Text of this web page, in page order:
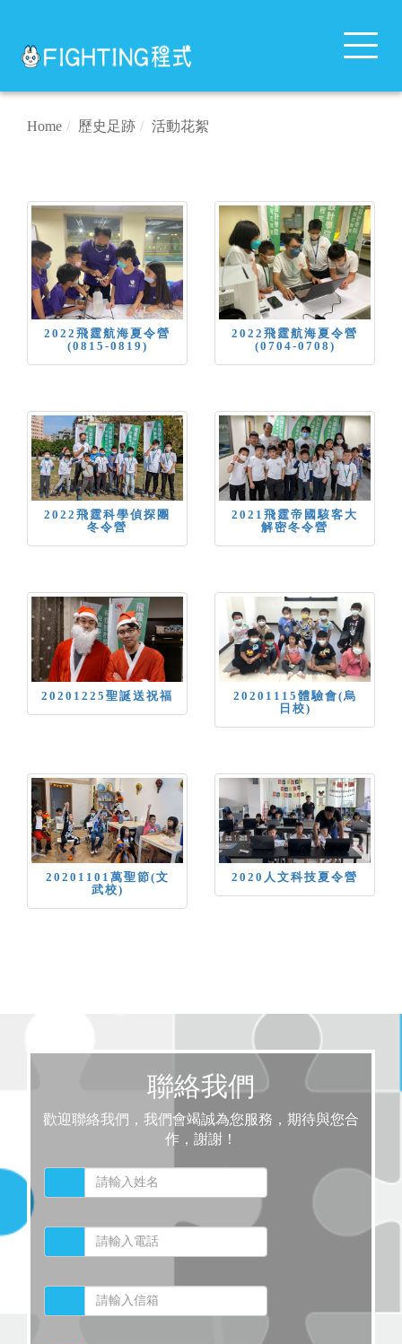
Toggle
Home 歷史足跡 活動花絮
2022飛霆航海夏令營
(0815-0819)
2022飛霆航海夏令營
(0704-0708)
2022飛霆科學偵探團
冬令營
2021飛霆帝國駭客大
解密冬令營
20201225聖誕送祝福
20201115體驗會(烏
日校)
20201101萬聖節(文
武校)
2020人文科技夏令營
聯絡我們
歡迎聯絡我們，我們會竭誠為您服務，期待與您合
作，謝謝！